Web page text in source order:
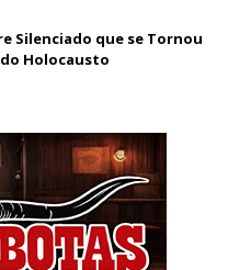
Silenciado que se Tornou
Holocausto